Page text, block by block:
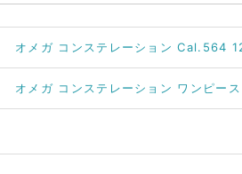
オメガ コンステレーション Cal.564
オメガ コンステレーション ワンピー